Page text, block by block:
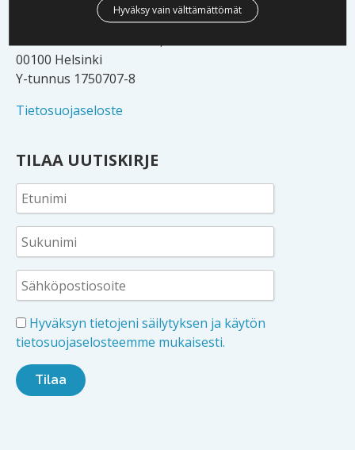
info@boardman.fi
00100 Helsinki
Y-tunnus 1750707-8
Tietosuojaseloste
TILAA UUTISKIRJE
Hyväksyn tietojeni säilytyksen ja käytön
tietosuojaselosteemme mukaisesti.
Hyväksy vain välttämättömät